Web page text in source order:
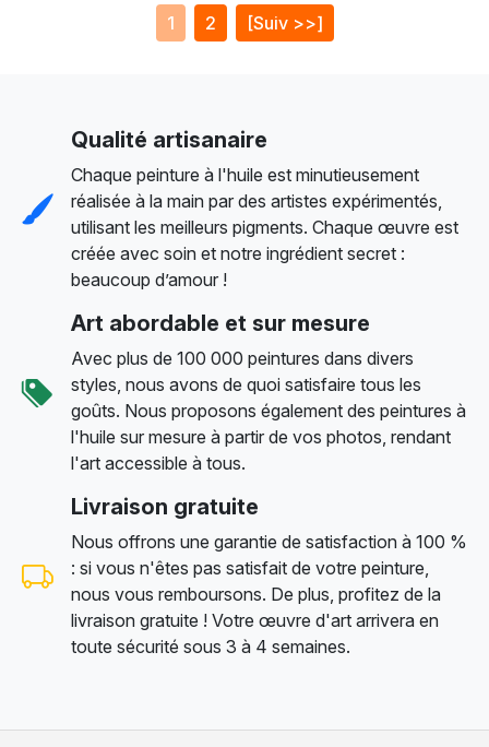
1
2 [Suiv >>]
Qualité artisanaire
Chaque peinture à l'huile est minutieusement
réalisée à la main par des artistes expérimentés,
utilisant les meilleurs pigments. Chaque œuvre est
créée avec soin et notre ingrédient secret :
beaucoup d’amour !
Art abordable et sur mesure
Avec plus de 100 000 peintures dans divers
styles, nous avons de quoi satisfaire tous les
goûts. Nous proposons également des peintures à
l'huile sur mesure à partir de vos photos, rendant
l'art accessible à tous.
Livraison gratuite
Nous offrons une garantie de satisfaction à 100 %
: si vous n'êtes pas satisfait de votre peinture,
nous vous remboursons. De plus, profitez de la
livraison gratuite ! Votre œuvre d'art arrivera en
toute sécurité sous 3 à 4 semaines.